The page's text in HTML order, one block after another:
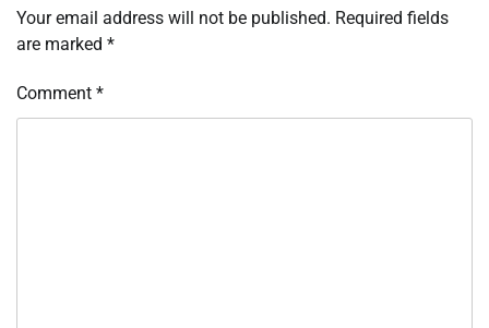
Your email address will not be published. Required fields
are marked *
Comment *